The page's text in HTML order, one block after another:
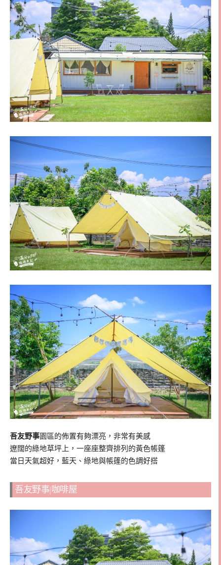
吾友野事園區的佈置有夠漂亮，非常有美感
遼闊的綠地草坪上，一座座整齊排列的黃色帳篷
當日天氣超好，藍天、綠地與帳篷的色調好搭
吾友野事|咖啡屋